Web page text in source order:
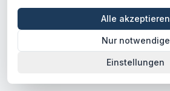
Einstellungen
Nur notwendige
Alle akzeptieren